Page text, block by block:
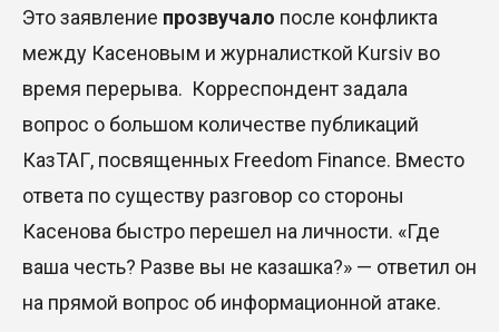
Это заявление прозвучало после конфликта
между Касеновым и журналисткой Kursiv во
время перерыва. Корреспондент задала
вопрос о большом количестве публикаций
КазТАГ, посвященных Freedom Finance. Вместо
ответа по существу разговор со стороны
Касенова быстро перешел на личности. «Где
ваша честь? Разве вы не казашка?» — ответил он
на прямой вопрос об информационной атаке.